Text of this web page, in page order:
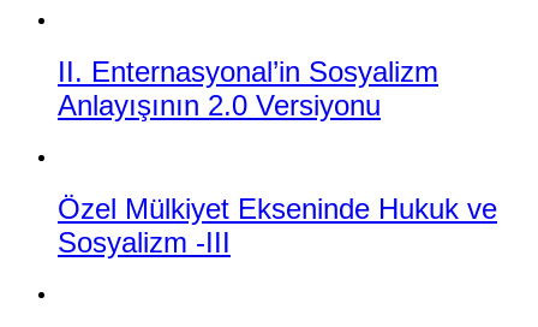
II. Enternasyonal’in Sosyalizm
Anlayışının 2.0 Versiyonu
Özel Mülkiyet Ekseninde Hukuk ve
Sosyalizm -III